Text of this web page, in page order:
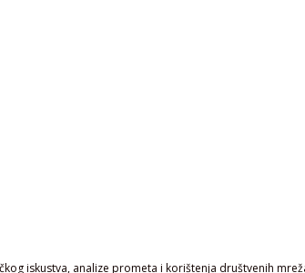
iskustva, analize prometa i korištenja društvenih